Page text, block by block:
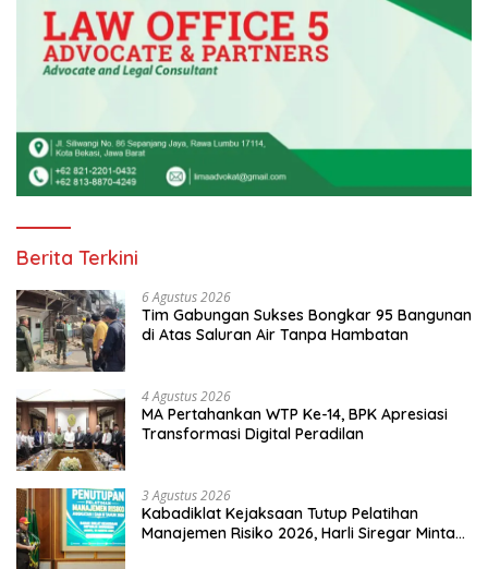
Berita Terkini
6 Agustus 2026
Tim Gabungan Sukses Bongkar 95 Bangunan
di Atas Saluran Air Tanpa Hambatan
4 Agustus 2026
MA Pertahankan WTP Ke-14, BPK Apresiasi
Transformasi Digital Peradilan
3 Agustus 2026
Kabadiklat Kejaksaan Tutup Pelatihan
Manajemen Risiko 2026, Harli Siregar Minta